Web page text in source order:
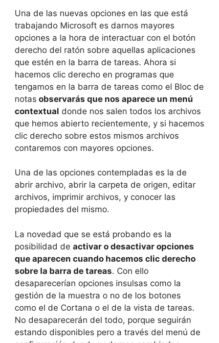
Una de las nuevas opciones en las que está
trabajando Microsoft es darnos mayores
opciones a la hora de interactuar con el botón
derecho del ratón sobre aquellas aplicaciones
que estén en la barra de tareas. Ahora si
hacemos clic derecho en programas que
tengamos en la barra de tareas como el Bloc de
notas observarás que nos aparece un menú
contextual donde nos salen todos los archivos
que hemos abierto recientemente, y si hacemos
clic derecho sobre estos mismos archivos
contaremos con mayores opciones.
Una de las opciones contempladas es la de
abrir archivo, abrir la carpeta de origen, editar
archivos, imprimir archivos, y conocer las
propiedades del mismo.
La novedad que se está probando es la
posibilidad de activar o desactivar opciones
que aparecen cuando hacemos clic derecho
sobre la barra de tareas. Con ello
desaparecerían opciones insulsas como la
gestión de la muestra o no de los botones
como el de Cortana o el de la vista de tareas.
No desaparecerán del todo, porque seguirán
estando disponibles pero a través del menú de